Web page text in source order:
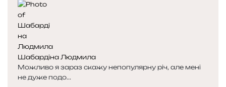
і
н
к
а
і
н
к
а
Шабардіна Людмила
Можливо я зараз скажу непопулярну річ, але мені
не дуже подо...